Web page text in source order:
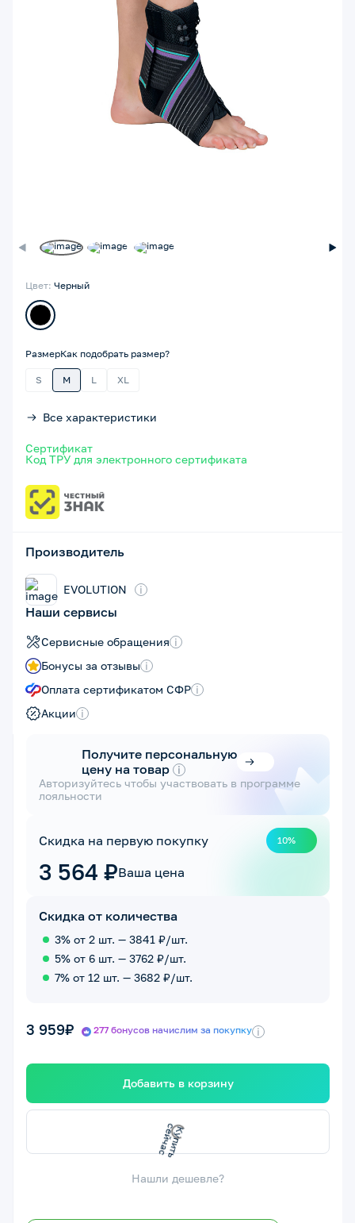
Цвет: Черный
РазмерКак подобрать размер?
S M L XL
Все характеристики
Сертификат
Код ТРУ для электронного сертификата
Производитель
EVOLUTION i
Наши сервисы
Сервисные обращения i
Бонусы за отзывы i
Оплата сертификатом СФР i
Акции i
Получите персональную
цену на товар i
Авторизуйтесь чтобы участвовать в программе
лояльности
Скидка на первую покупку 10%
3 564 ₽Ваша цена
Скидка от количества
3% от 2 шт. — 3841 ₽/шт.
5% от 6 шт. — 3762 ₽/шт.
7% от 12 шт. — 3682 ₽/шт.
3 959₽ 277 бонусов начислим за покупку i
Добавить в корзину
Купить
сейчас
Нашли дешевле?